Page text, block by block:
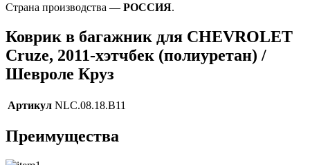
Страна производства — РОССИЯ.
Коврик в багажник для CHEVROLET
Cruze, 2011-хэтчбек (полиуретан) /
Шевроле Круз
Артикул NLC.08.18.B11
Преимущества